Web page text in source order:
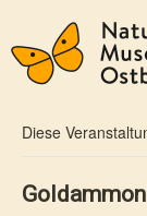
« Alle
Diese